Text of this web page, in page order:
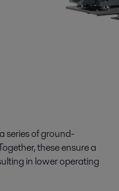
series of ground-
these ensure a
in lower operating